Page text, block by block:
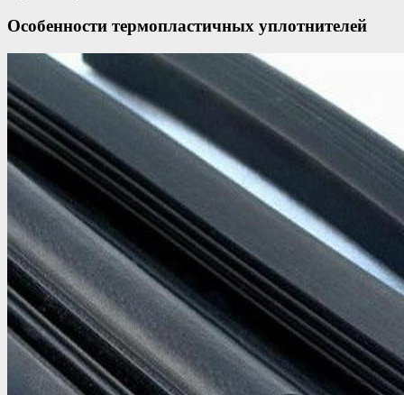
Особенности термопластичных уплотнителей